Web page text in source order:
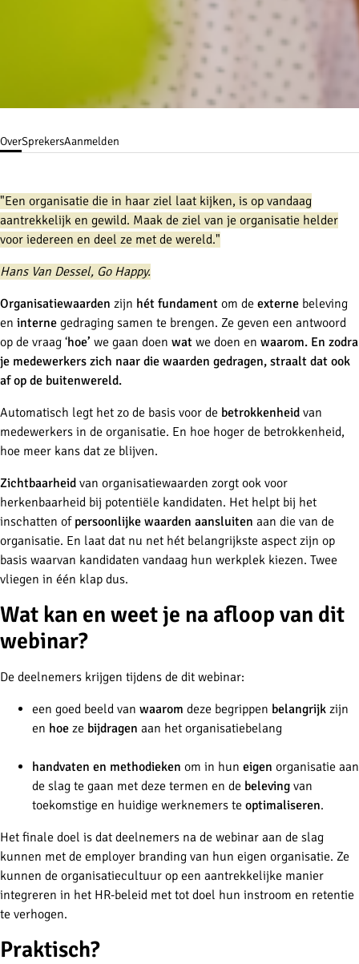
OverSprekersAanmelden
"Een organisatie die in haar ziel laat kijken, is op vandaag
aantrekkelijk en gewild. Maak de ziel van je organisatie helder
voor iedereen en deel ze met de wereld."
Hans Van Dessel, Go Happy.
Organisatiewaarden zijn hét fundament om de externe beleving
en interne gedraging samen te brengen. Ze geven een antwoord
op de vraag ‘hoe’ we gaan doen wat we doen en waarom. En zodra
je medewerkers zich naar die waarden gedragen, straalt dat ook
af op de buitenwereld.
Automatisch legt het zo de basis voor de betrokkenheid van
medewerkers in de organisatie. En hoe hoger de betrokkenheid,
hoe meer kans dat ze blijven.
Zichtbaarheid van organisatiewaarden zorgt ook voor
herkenbaarheid bij potentiële kandidaten. Het helpt bij het
inschatten of persoonlijke waarden aansluiten aan die van de
organisatie. En laat dat nu net hét belangrijkste aspect zijn op
basis waarvan kandidaten vandaag hun werkplek kiezen. Twee
vliegen in één klap dus.
Wat kan en weet je na afloop van dit
webinar?
De deelnemers krijgen tijdens de dit webinar:
een goed beeld van waarom deze begrippen belangrijk zijn
en hoe ze bijdragen aan het organisatiebelang
handvaten en methodieken om in hun eigen organisatie aan
de slag te gaan met deze termen en de beleving van
toekomstige en huidige werknemers te optimaliseren.
Het finale doel is dat deelnemers na de webinar aan de slag
kunnen met de employer branding van hun eigen organisatie. Ze
kunnen de organisatiecultuur op een aantrekkelijke manier
integreren in het HR-beleid met tot doel hun instroom en retentie
te verhogen.
Praktisch?